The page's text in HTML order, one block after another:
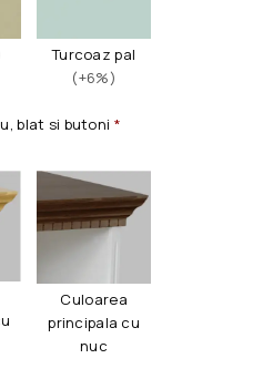
Turcoaz pal
(+6%)
blat si butoni *
Culoarea
principala cu
nuc